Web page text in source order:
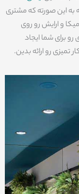
این صورته که مشتری
و ارایش رو روی
رو برای شما ایجاد
رو ارائه بدین.